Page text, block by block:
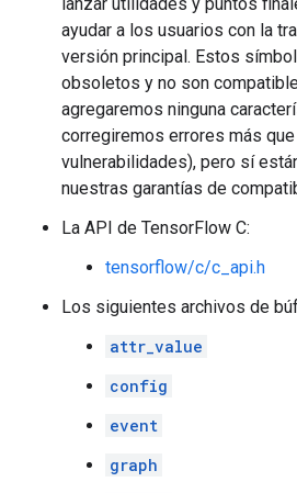
ayudar a los usuarios con la
versión principal. Estos
obsoletos y no son
agregaremos ninguna
corregiremos errores más
vulnerabilidades), pero sí
nuestras garantías de
La API de TensorFlow C:
tensorflow/c/c_api.h
Los siguientes archivos de
attr_value
config
event
graph